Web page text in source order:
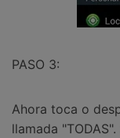
PASO 3:
Ahora toca o
llamada